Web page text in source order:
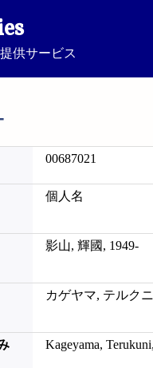
供サービス
00687021
個人名
影山, 輝國, 1949-
カゲヤマ, テルク
Kageyama,